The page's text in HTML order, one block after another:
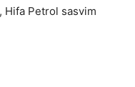
Petrol sasvim